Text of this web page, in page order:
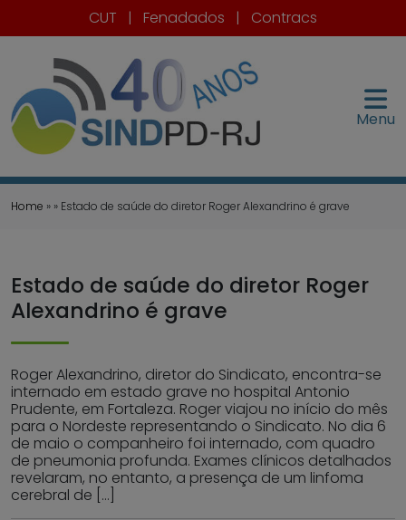
CUT | Fenadados | Contracs
Menu
Home » » Estado de saúde do diretor Roger Alexandrino é grave
Estado de saúde do diretor Roger
Alexandrino é grave
Roger Alexandrino, diretor do Sindicato, encontra-se
internado em estado grave no hospital Antonio
Prudente, em Fortaleza. Roger viajou no início do mês
para o Nordeste representando o Sindicato. No dia 6
de maio o companheiro foi internado, com quadro
de pneumonia profunda. Exames clínicos detalhados
revelaram, no entanto, a presença de um linfoma
cerebral de […]